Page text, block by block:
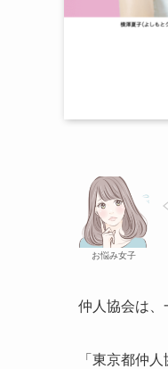
お悩み女子
仲人協会は、
「東京都仲